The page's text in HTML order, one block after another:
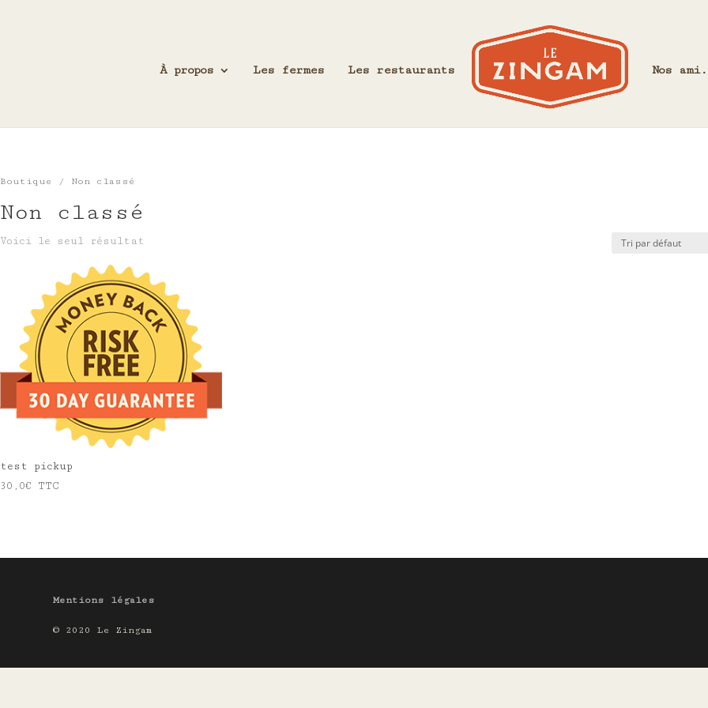
À propos Les fermes Les restaurants Nos
Boutique / Non classé
Non classé
Voici le seul résultat
test pickup
30,0€ TTC
Mentions légales
© 2020 Le Zingam